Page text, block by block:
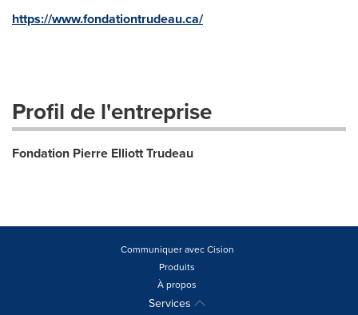
https://www.fondationtrudeau.ca/
Profil de l'entreprise
Fondation Pierre Elliott Trudeau
Communiquer avec Cision
Produits
À propos
Services